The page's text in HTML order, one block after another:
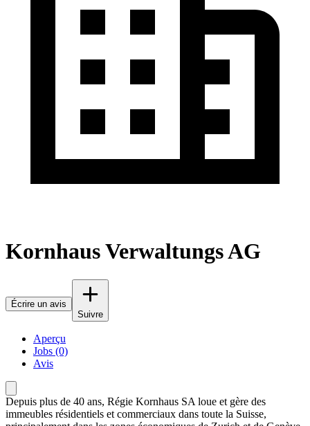
Kornhaus Verwaltungs AG
Écrire un avis
Suivre
Aperçu
Jobs (0)
Avis
Depuis plus de 40 ans, Régie Kornhaus SA loue et gère des
immeubles résidentiels et commerciaux dans toute la Suisse,